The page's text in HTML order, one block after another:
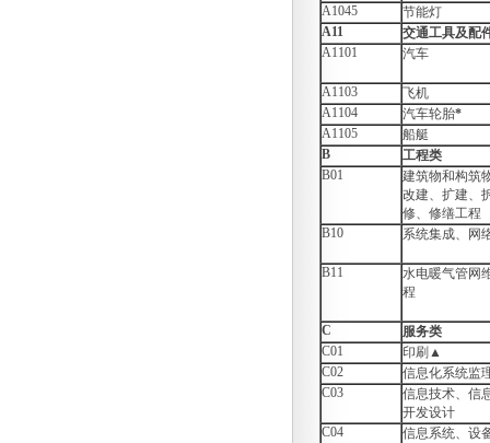
A1045
节能灯
A11
交通工具及配
A1101
汽车
A1103
飞机
A1104
汽车轮胎*
A1105
船艇
B
工程类
B01
建筑物和构筑
改建、扩建、
修、修缮工程
B10
系统集成、网
B11
水电暖气管网
程
C
服务类
C01
印刷 ▲
C02
信息化系统监
C03
信息技术、信
开发设计
C04
信息系统、设